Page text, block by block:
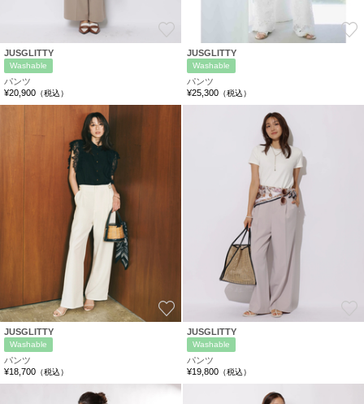
JUSGLITTY
Washable
パンツ
¥20,900 （税込）
JUSGLITTY
Washable
パンツ
¥25,300 （税込）
JUSGLITTY
Washable
パンツ
¥18,700 （税込）
JUSGLITTY
Washable
パンツ
¥19,800 （税込）